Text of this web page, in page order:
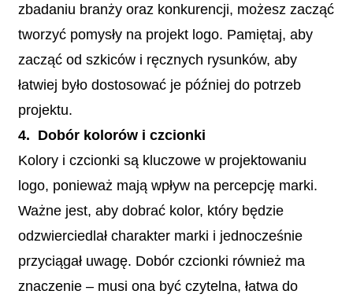
zbadaniu branży oraz konkurencji, możesz zacząć
tworzyć pomysły na projekt logo. Pamiętaj, aby
zacząć od szkiców i ręcznych rysunków, aby
łatwiej było dostosować je później do potrzeb
projektu.
4. Dobór kolorów i czcionki
Kolory i czcionki są kluczowe w projektowaniu
logo, ponieważ mają wpływ na percepcję marki.
Ważne jest, aby dobrać kolor, który będzie
odzwierciedlał charakter marki i jednocześnie
przyciągał uwagę. Dobór czcionki również ma
znaczenie – musi ona być czytelna, łatwa do